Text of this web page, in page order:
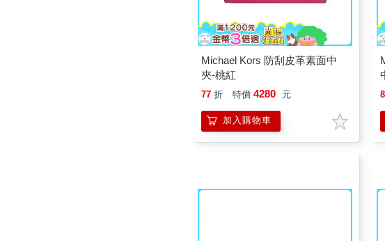
Michael Kors 防刮皮革素面中
夾-桃紅
77 折 特價 4280 元
加入購物車
8